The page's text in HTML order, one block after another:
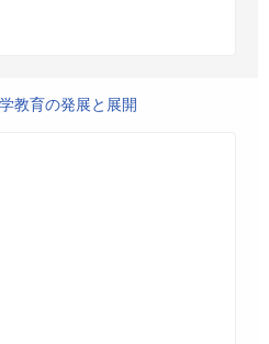
教育の発展と展開